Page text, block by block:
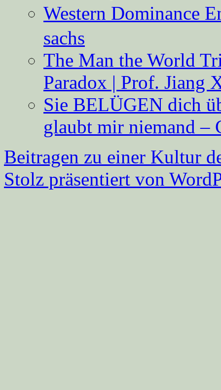
Western Dominance
sachs
The Man the World
Paradox | Prof. Jiang
Sie BELÜGEN dich
glaubt mir niemand –
Beitragen zu einer Kultur
Stolz präsentiert von